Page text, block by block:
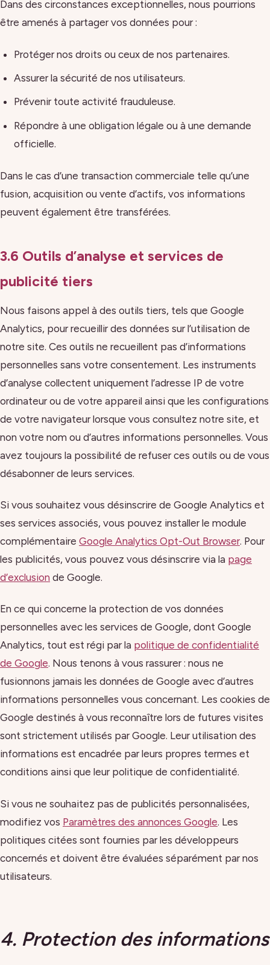
Dans des circonstances exceptionnelles, nous pourrions
être amenés à partager vos données pour :
Protéger nos droits ou ceux de nos partenaires.
Assurer la sécurité de nos utilisateurs.
Prévenir toute activité frauduleuse.
Répondre à une obligation légale ou à une demande
officielle.
Dans le cas d’une transaction commerciale telle qu’une
fusion, acquisition ou vente d’actifs, vos informations
peuvent également être transférées.
3.6 Outils d’analyse et services de
publicité tiers
Nous faisons appel à des outils tiers, tels que Google
Analytics, pour recueillir des données sur l’utilisation de
notre site. Ces outils ne recueillent pas d’informations
personnelles sans votre consentement. Les instruments
d’analyse collectent uniquement l’adresse IP de votre
ordinateur ou de votre appareil ainsi que les configurations
de votre navigateur lorsque vous consultez notre site, et
non votre nom ou d’autres informations personnelles. Vous
avez toujours la possibilité de refuser ces outils ou de vous
désabonner de leurs services.
Si vous souhaitez vous désinscrire de Google Analytics et
ses services associés, vous pouvez installer le module
complémentaire Google Analytics Opt-Out Browser. Pour
les publicités, vous pouvez vous désinscrire via la page
d’exclusion de Google.
En ce qui concerne la protection de vos données
personnelles avec les services de Google, dont Google
Analytics, tout est régi par la politique de confidentialité
de Google. Nous tenons à vous rassurer : nous ne
fusionnons jamais les données de Google avec d’autres
informations personnelles vous concernant. Les cookies de
Google destinés à vous reconnaître lors de futures visites
sont strictement utilisés par Google. Leur utilisation des
informations est encadrée par leurs propres termes et
conditions ainsi que leur politique de confidentialité.
Si vous ne souhaitez pas de publicités personnalisées,
modifiez vos Paramètres des annonces Google. Les
politiques citées sont fournies par les développeurs
concernés et doivent être évaluées séparément par nos
utilisateurs.
4. Protection des informations